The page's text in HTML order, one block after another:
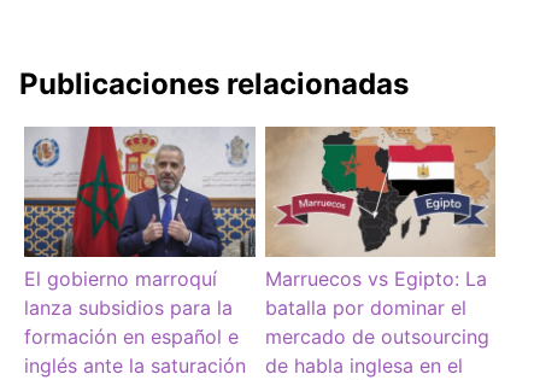
Publicaciones relacionadas
El gobierno marroquí
lanza subsidios para la
formación en español e
inglés ante la saturación
Marruecos vs Egipto: La
batalla por dominar el
mercado de outsourcing
de habla inglesa en el